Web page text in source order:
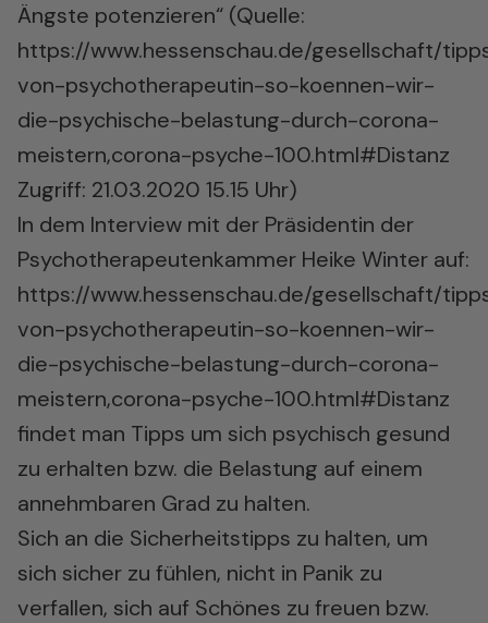
Ängste potenzieren“ (Quelle:
https://www.hessenschau.de/gesellschaft/
von-psychotherapeutin-so-koennen-wir-
die-psychische-belastung-durch-corona-
meistern,corona-psyche-100.html#Distanz
Zugriff: 21.03.2020 15.15 Uhr)
In dem Interview mit der Präsidentin der
Psychotherapeutenkammer Heike Winter auf:
https://www.hessenschau.de/gesellschaft/
von-psychotherapeutin-so-koennen-wir-
die-psychische-belastung-durch-corona-
meistern,corona-psyche-100.html#Distanz
findet man Tipps um sich psychisch gesund
zu erhalten bzw. die Belastung auf einem
annehmbaren Grad zu halten.
Sich an die Sicherheitstipps zu halten, um
sich sicher zu fühlen, nicht in Panik zu
verfallen, sich auf Schönes zu freuen bzw.